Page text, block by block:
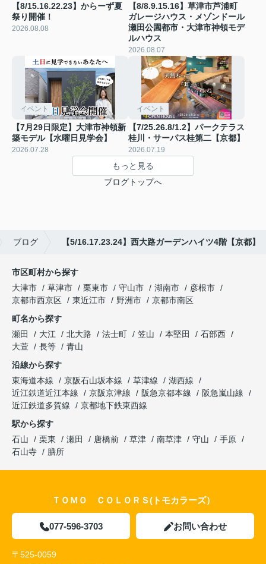
【8/15.16.22.23】からーず夏
祭り開催！
2026.08.08
【8/8.9.15.16】草津市芦浦町
ガレージハウス・メゾンドール
瀬田公園都市・大津市神領モデ
ルハウス
2026.08.07
イベント
【7月29日限定】大津市神領新
築モデル【水曜日見学会】
2026.07.28
イベント
【7/25.26.8/1.2】パークテラス
桂川・サーパス桂第二【京都】
2026.07.19
もっと見る
ブログトップへ
ブログ 【5/16.17.23.24】西大路ガーデンハイツ4階【京都】
市区町村から探す
大津市
草津市 栗東市 守山市 湖南市
彦根市
京都市西京区
東近江市 野洲市
京都市南区
町名から探す
瀬田
大江 北大路 法士町 笠山 本堅田
石部西
大萱
長等
青山
沿線から探す
東海道本線
京阪石山坂本線 草津線
湖西線
近江鉄道近江本線
京阪京津線 阪急京都本線
阪急嵐山線
近江鉄道多賀線
京都地下鉄東西線
駅から探す
石山
栗東 瀬田 唐橋前 草津 南草津 守山
手原
石山寺
膳所
ＴＯＭＯ ＣＯＬＯＲＳ(トモカラーズ）
077-596-3703 お問い合わせ
〒525-0059